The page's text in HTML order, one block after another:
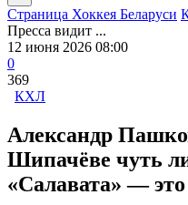
Страница Хоккея Беларуси
Пресса видит ...
12 июня 2026 08:00
0
369
КХЛ
Александр
Шипачёве чуть
«Салавата» — это